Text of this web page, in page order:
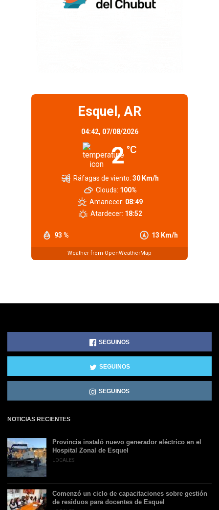
Esquel, AR
04:42, 07/08/2026
2 °C
93 % 13 Km/h
Ráfagas de viento: 30 Km/h
Clouds: 100%
Amanecer: 08:49
Atardecer: 18:52
Weather from OpenWeatherMap
SEGUINOS
SEGUINOS
SEGUINOS
NOTICIAS RECIENTES
Provincia instaló nuevo generador eléctrico en el
Hospital Zonal de Esquel
LOCALES
Comenzó un ciclo de capacitaciones sobre gestión
de residuos para docentes de Esquel